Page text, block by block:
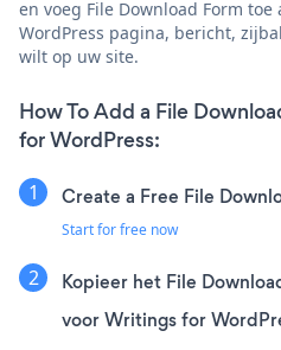
en voeg File Download Form
WordPress pagina, bericht,
wilt op uw site.
How To Add a File
for WordPress:
Create a Free File
Start for free now
Kopieer het File
voor Writings for